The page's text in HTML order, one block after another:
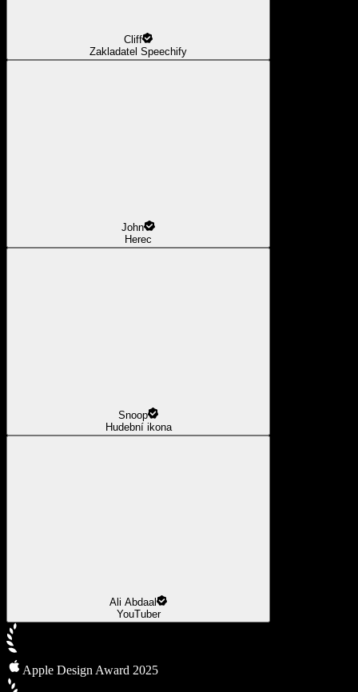
Cliff
Zakladatel Speechify
John
Herec
Snoop
Hudební ikona
Ali Abdaal
YouTuber
Apple Design Award 2025